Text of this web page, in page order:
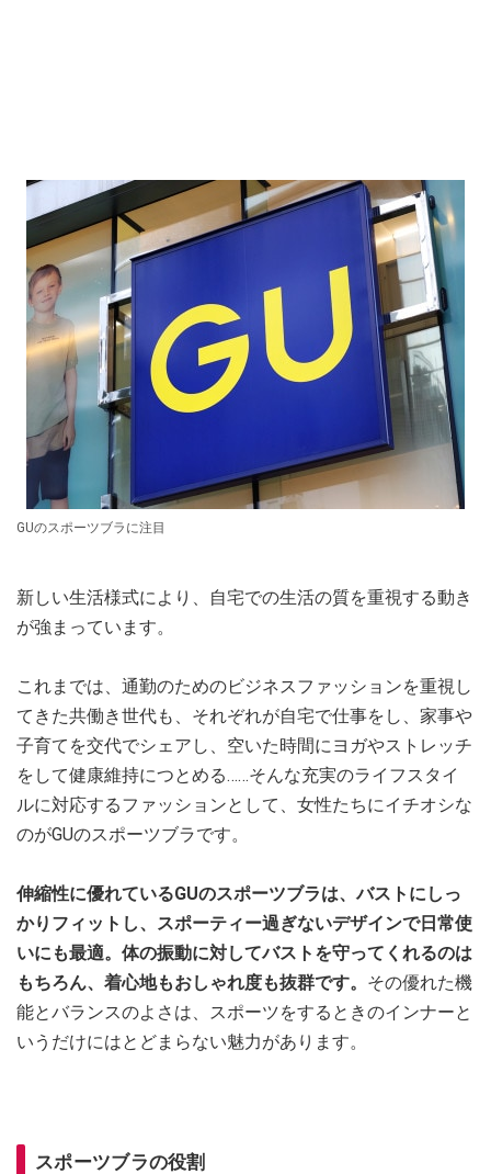
GUのスポーツブラに注目
新しい生活様式により、自宅での生活の質を重視する動き
が強まっています。
これまでは、通勤のためのビジネスファッションを重視し
てきた共働き世代も、それぞれが自宅で仕事をし、家事や
子育てを交代でシェアし、空いた時間にヨガやストレッチ
をして健康維持につとめる……そんな充実のライフスタイ
ルに対応するファッションとして、女性たちにイチオシな
のがGUのスポーツブラです。
伸縮性に優れているGUのスポーツブラは、バストにしっ
かりフィットし、スポーティー過ぎないデザインで日常使
いにも最適。体の振動に対してバストを守ってくれるのは
もちろん、着心地もおしゃれ度も抜群です。 その優れた機
能とバランスのよさは、スポーツをするときのインナーと
いうだけにはとどまらない魅力があります。
スポーツブラの役割